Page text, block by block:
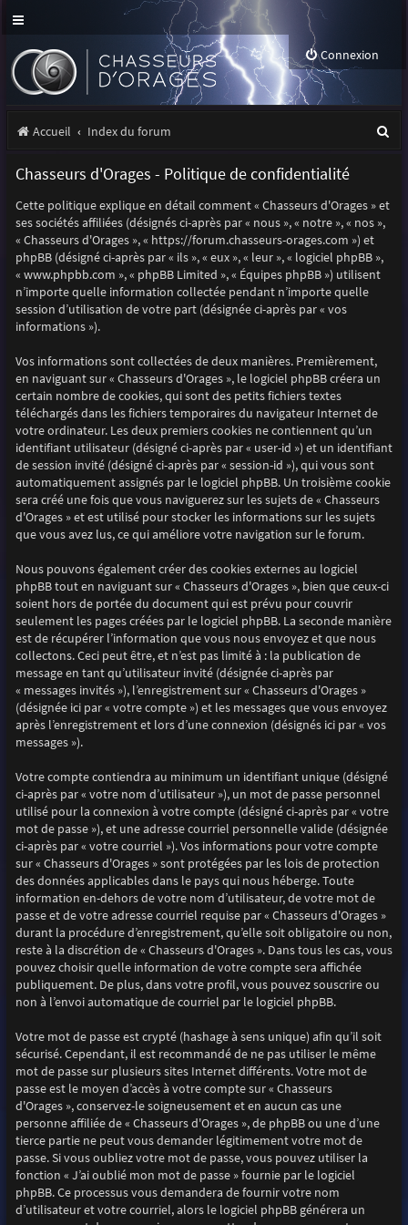
Connexion
Accueil Index du forum
Chasseurs d'Orages - Politique de confidentialité
Cette politique explique en détail comment « Chasseurs d'Orages » et
ses sociétés affiliées (désignés ci-après par « nous », « notre », « nos »,
« Chasseurs d'Orages », « https://forum.chasseurs-orages.com ») et
phpBB (désigné ci-après par « ils », « eux », « leur », « logiciel phpBB »,
« www.phpbb.com », « phpBB Limited », « Équipes phpBB ») utilisent
n’importe quelle information collectée pendant n’importe quelle
session d’utilisation de votre part (désignée ci-après par « vos
informations »).
Vos informations sont collectées de deux manières. Premièrement,
en naviguant sur « Chasseurs d'Orages », le logiciel phpBB créera un
certain nombre de cookies, qui sont des petits fichiers textes
téléchargés dans les fichiers temporaires du navigateur Internet de
votre ordinateur. Les deux premiers cookies ne contiennent qu’un
identifiant utilisateur (désigné ci-après par « user-id ») et un identifiant
de session invité (désigné ci-après par « session-id »), qui vous sont
automatiquement assignés par le logiciel phpBB. Un troisième cookie
sera créé une fois que vous naviguerez sur les sujets de « Chasseurs
d'Orages » et est utilisé pour stocker les informations sur les sujets
que vous avez lus, ce qui améliore votre navigation sur le forum.
Nous pouvons également créer des cookies externes au logiciel
phpBB tout en naviguant sur « Chasseurs d'Orages », bien que ceux-ci
soient hors de portée du document qui est prévu pour couvrir
seulement les pages créées par le logiciel phpBB. La seconde manière
est de récupérer l’information que vous nous envoyez et que nous
collectons. Ceci peut être, et n’est pas limité à : la publication de
message en tant qu’utilisateur invité (désignée ci-après par
« messages invités »), l’enregistrement sur « Chasseurs d'Orages »
(désignée ici par « votre compte ») et les messages que vous envoyez
après l’enregistrement et lors d’une connexion (désignés ici par « vos
messages »).
Votre compte contiendra au minimum un identifiant unique (désigné
ci-après par « votre nom d’utilisateur »), un mot de passe personnel
utilisé pour la connexion à votre compte (désigné ci-après par « votre
mot de passe »), et une adresse courriel personnelle valide (désignée
ci-après par « votre courriel »). Vos informations pour votre compte
sur « Chasseurs d'Orages » sont protégées par les lois de protection
des données applicables dans le pays qui nous héberge. Toute
information en-dehors de votre nom d’utilisateur, de votre mot de
passe et de votre adresse courriel requise par « Chasseurs d'Orages »
durant la procédure d’enregistrement, qu’elle soit obligatoire ou non,
reste à la discrétion de « Chasseurs d'Orages ». Dans tous les cas, vous
pouvez choisir quelle information de votre compte sera affichée
publiquement. De plus, dans votre profil, vous pouvez souscrire ou
non à l’envoi automatique de courriel par le logiciel phpBB.
Votre mot de passe est crypté (hashage à sens unique) afin qu’il soit
sécurisé. Cependant, il est recommandé de ne pas utiliser le même
mot de passe sur plusieurs sites Internet différents. Votre mot de
passe est le moyen d’accès à votre compte sur « Chasseurs
d'Orages », conservez-le soigneusement et en aucun cas une
personne affiliée de « Chasseurs d'Orages », de phpBB ou une d’une
tierce partie ne peut vous demander légitimement votre mot de
passe. Si vous oubliez votre mot de passe, vous pouvez utiliser la
fonction « J’ai oublié mon mot de passe » fournie par le logiciel
phpBB. Ce processus vous demandera de fournir votre nom
d’utilisateur et votre courriel, alors le logiciel phpBB générera un